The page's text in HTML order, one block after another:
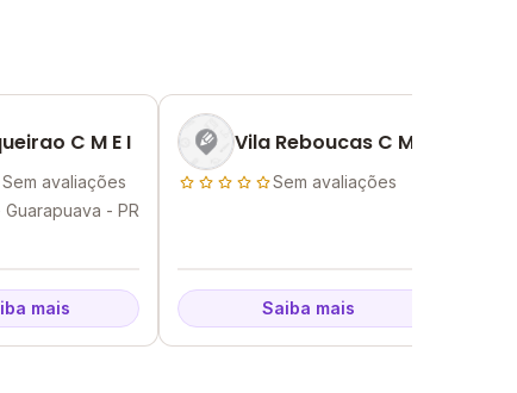
C M E I
Sem avaliações
- PR
mais
Vila Reboucas C M E I
Sem avaliações
Saiba mais